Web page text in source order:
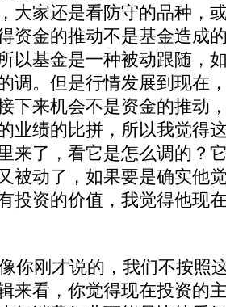
大家还是看防守的品种，
资金的推动不是基金造成
以基金是一种被动跟随，
调。但是行情发展到现在
下来机会不是资金的推动
业绩的比拼，所以我觉得
来了，看它是怎么调的？
被动了，如果要是确实他
投资的价值，我觉得他现
你刚才说的，我们不按照
来看，你觉得现在投资的